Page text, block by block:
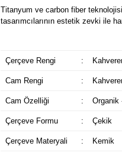
Titanyum ve carbon fiber
tasarımcılarının estetik zevki ile
Çerçeve Rengi :
Cam Rengi :
Cam Özelliği : Organik
Çerçeve Formu : Çekik
Çerçeve Materyali : Kemik